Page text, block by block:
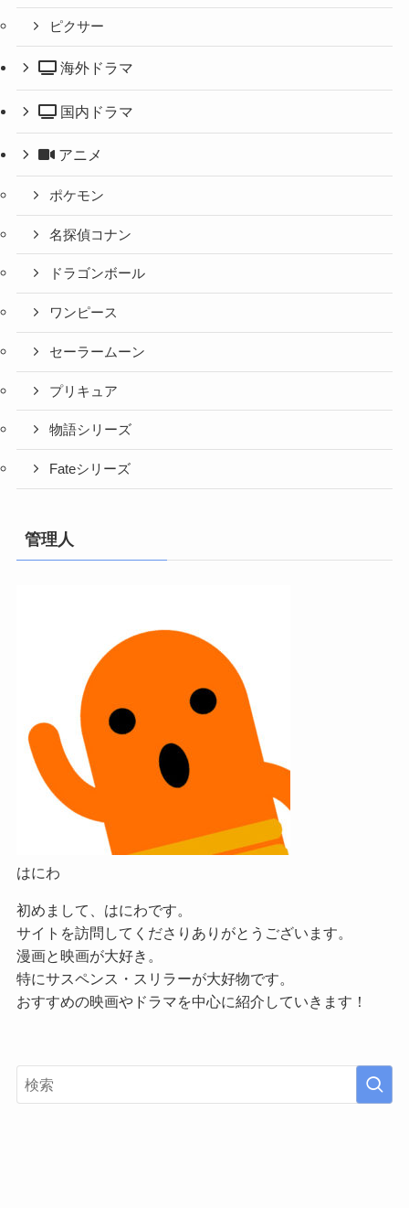
ピクサー
海外ドラマ
国内ドラマ
アニメ
ポケモン
名探偵コナン
ドラゴンボール
ワンピース
セーラームーン
プリキュア
物語シリーズ
Fateシリーズ
管理人
はにわ
初めまして、はにわです。
サイトを訪問してくださりありがとうございます。
漫画と映画が大好き。
特にサスペンス・スリラーが大好物です。
おすすめの映画やドラマを中心に紹介していきます！